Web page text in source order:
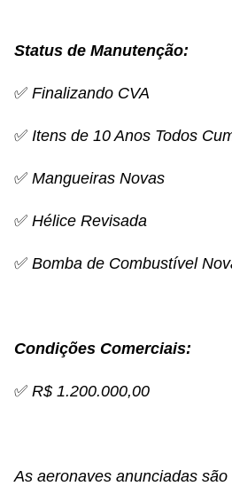
Status de Manutenção:
✅ Finalizando CVA
✅ Itens de 10 Anos Todos
✅ Mangueiras Novas
✅ Hélice Revisada
✅ Bomba de Combustível
Condições Comerciais:
✅ R$ 1.200.000,00
As aeronaves anunciadas